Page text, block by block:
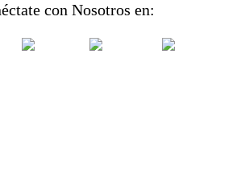
con Nosotros en: